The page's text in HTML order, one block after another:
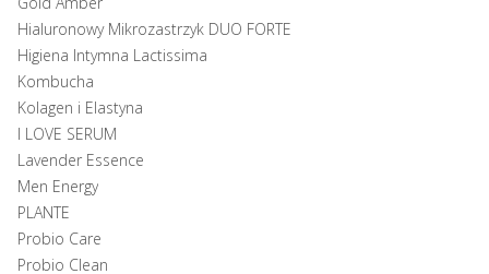
Hialuronowy Mikrozastrzyk DUO FORTE
Higiena Intymna Lactissima
Kombucha
Kolagen i Elastyna
I LOVE SERUM
Lavender Essence
Men Energy
PLANTE
Probio Care
Probio Clean